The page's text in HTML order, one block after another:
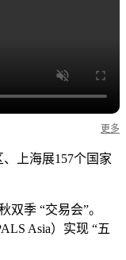
更多
上海展157个国家
季 “交易会”。
Asia）实现 “五